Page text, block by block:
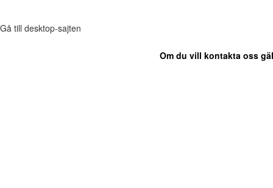
Gå till desktop-sajten
Om du vill kontakta oss